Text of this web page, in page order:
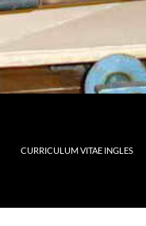
CURRICULUM VITAE INGLES